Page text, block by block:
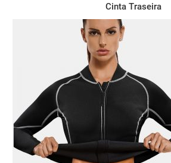
Cinta Traseira